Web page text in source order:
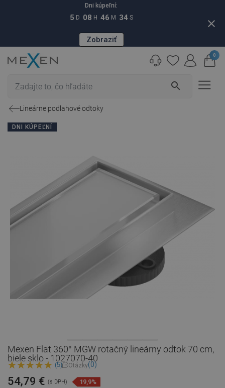
Dni kúpeľní:
5 D 08 H 46 M 33 S
Zobraziť
close
search
0
Lineárne podlahové odtoky
DNI KÚPEĽNÍ
Mexen Flat 360° MGW rotačný lineárny odtok 70 cm,
biele sklo - 1027070-40
(5) Otázky(0)
54,79 € (s DPH) 19,9%